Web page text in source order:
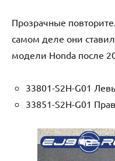
Прозрачные
самом деле они
модели Honda после
33801-S2H-G01
33851-S2H-G01